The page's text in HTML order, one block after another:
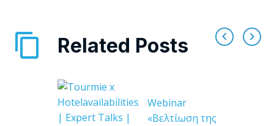
Related Posts
Webinar
«Βελτίωση της